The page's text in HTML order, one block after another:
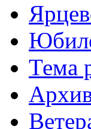
Тема